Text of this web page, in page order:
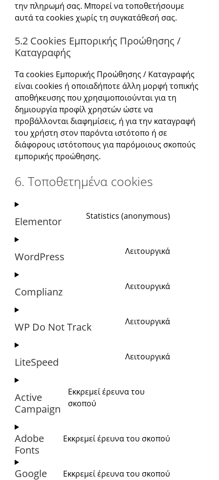
την πληρωμή σας. Μπορεί να τοποθετήσουμε
αυτά τα cookies χωρίς τη συγκατάθεσή σας.
5.2 Cookies Εμπορικής Προώθησης /
Καταγραφής
Τα cookies Εμπορικής Προώθησης / Καταγραφής
είναι cookies ή οποιαδήποτε άλλη μορφή τοπικής
αποθήκευσης που χρησιμοποιούνται για τη
δημιουργία προφίλ χρηστών ώστε να
προβάλλονται διαφημίσεις, ή για την καταγραφή
του χρήστη στον παρόντα ιστότοπο ή σε
διάφορους ιστότοπους για παρόμοιους σκοπούς
εμπορικής προώθησης.
6. Τοποθετημένα cookies
Elementor Statistics (anonymous)
WordPress Λειτουργικά
Complianz Λειτουργικά
WP Do Not Track Λειτουργικά
LiteSpeed Λειτουργικά
Active
Campaign
Εκκρεμεί έρευνα του
σκοπού
Adobe
Fonts
Εκκρεμεί έρευνα του σκοπού
Google
Εκκρεμεί έρευνα του σκοπού